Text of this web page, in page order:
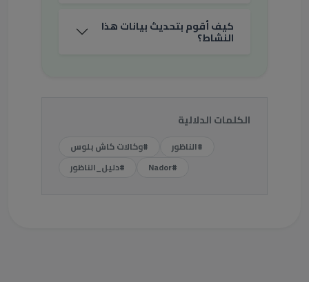
كيف أقوم بتحديث بيانات هذا
النشاط؟
الكلمات الدلالية
#الناظور
#وكالات كاش بلوس
#Nador
#دليل_الناظور